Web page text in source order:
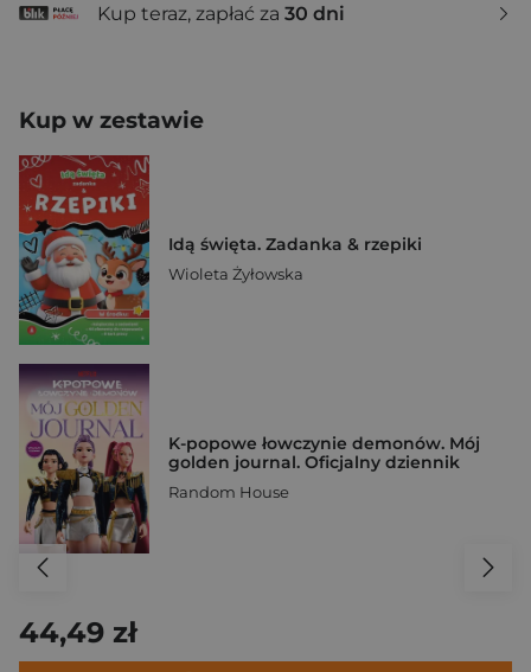
Kup teraz, zapłać za 30 dni
Kup w zestawie
Idą święta. Zadanka & rzepiki
Wioleta Żyłowska
K-popowe łowczynie demonów. Mój
golden journal. Oficjalny dziennik
Random House
44,49 zł